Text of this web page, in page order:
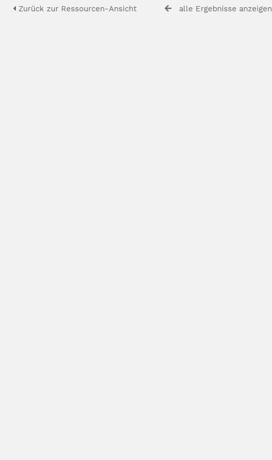
Zurück zur Ressourcen-Ansicht alle Ergebnisse anzeigen